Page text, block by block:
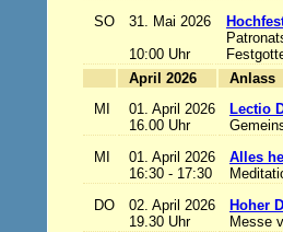
SO
31. Mai 2026
10:00 Uhr
April 2026
MI
01. April 2026
16.00 Uhr
Lectio
MI
01. April 2026
16:30 - 17:30
Alles
DO
02. April 2026
19.30 Uhr
Hoher
Messe